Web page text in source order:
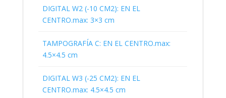
DIGITAL W2 (-10 CM2): EN EL
CENTRO.max: 3×3 cm
TAMPOGRAFÍA C: EN EL CENTRO.max:
4.5×4.5 cm
DIGITAL W3 (-25 CM2): EN EL
CENTRO.max: 4.5×4.5 cm